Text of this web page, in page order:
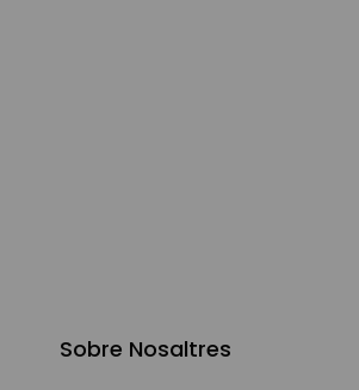
Sobre Nosaltres